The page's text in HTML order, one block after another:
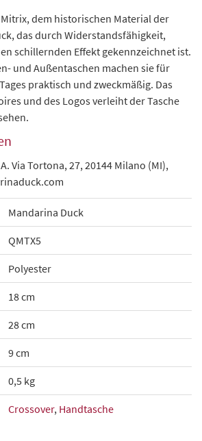
dem historischen Material der
das durch Widerstandsfähigkeit,
schillernden Effekt gekennzeichnet ist.
und Außentaschen machen sie für
praktisch und zweckmäßig. Das
und des Logos verleiht der Tasche
Via Tortona, 27, 20144 Milano (MI),
Mandarina Duck
QMTX5
Polyester
18 cm
28 cm
9 cm
0,5 kg
Crossover, Handtasche